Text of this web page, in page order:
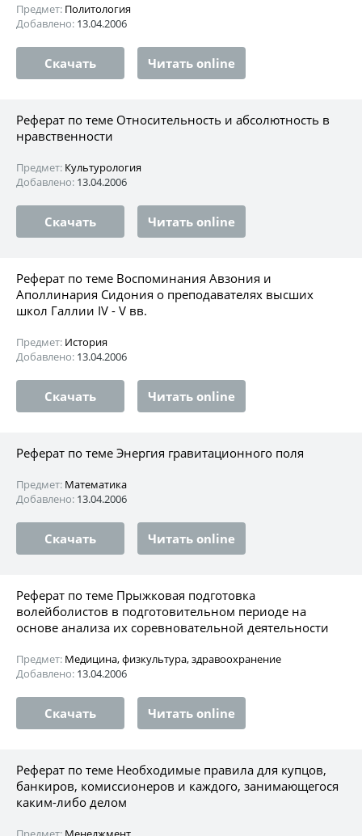
Предмет: Политология
Добавлено: 13.04.2006
Скачать Читать online
Реферат по теме Относительность и абсолютность в
нравственности
Предмет: Культурология
Добавлено: 13.04.2006
Скачать Читать online
Реферат по теме Воспоминания Авзония и
Аполлинария Сидония о преподавателях высших
школ Галлии IV - V вв.
Предмет: История
Добавлено: 13.04.2006
Скачать Читать online
Реферат по теме Энергия гравитационного поля
Предмет: Математика
Добавлено: 13.04.2006
Скачать Читать online
Реферат по теме Прыжковая подготовка
волейболистов в подготовительном периоде на
основе анализа их соревновательной деятельности
Предмет: Медицина, физкультура, здравоохранение
Добавлено: 13.04.2006
Скачать Читать online
Реферат по теме Необходимые правила для купцов,
банкиров, комиссионеров и каждого, занимающегося
каким-либо делом